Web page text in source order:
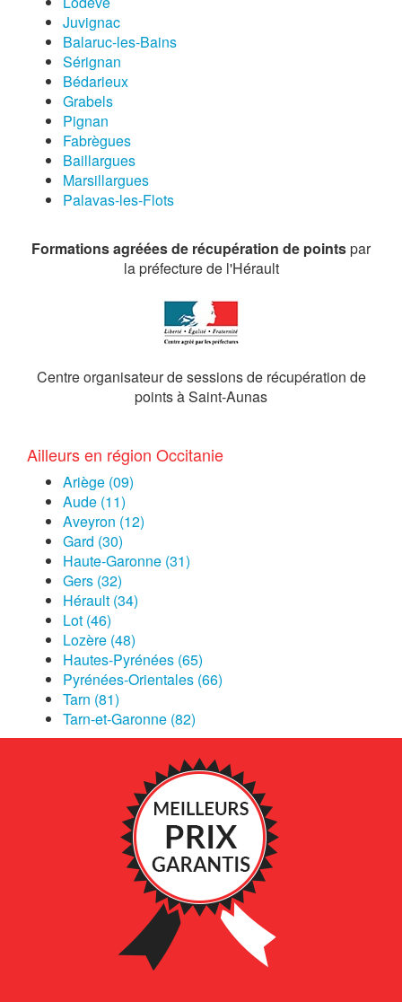
Juvignac
Balaruc-les-Bains
Sérignan
Bédarieux
Grabels
Pignan
Fabrègues
Baillargues
Marsillargues
Palavas-les-Flots
Formations agréées de récupération de pointspar
la préfecture de l'Hérault
Centre organisateur de sessions de récupération de
points à Saint-Aunas
Ailleurs en région Occitanie
Ariège (09)
Aude (11)
Aveyron (12)
Gard (30)
Haute-Garonne (31)
Gers (32)
Hérault (34)
Lot (46)
Lozère (48)
Hautes-Pyrénées (65)
Pyrénées-Orientales (66)
Tarn (81)
Tarn-et-Garonne (82)